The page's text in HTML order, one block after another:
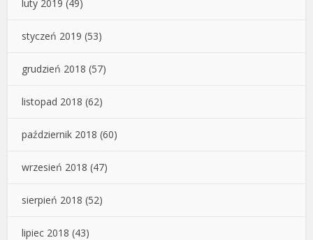
luty 2019 (49)
styczeń 2019 (53)
grudzień 2018 (57)
listopad 2018 (62)
październik 2018 (60)
wrzesień 2018 (47)
sierpień 2018 (52)
lipiec 2018 (43)